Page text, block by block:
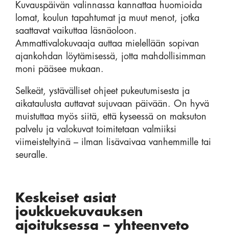
Kuvauspäivän valinnassa kannattaa huomioida
lomat, koulun tapahtumat ja muut menot, jotka
saattavat vaikuttaa läsnäoloon.
Ammattivalokuvaaja auttaa mielellään sopivan
ajankohdan löytämisessä, jotta mahdollisimman
moni pääsee mukaan.
Selkeät, ystävälliset ohjeet pukeutumisesta ja
aikataulusta auttavat sujuvaan päivään. On hyvä
muistuttaa myös siitä, että kyseessä on maksuton
palvelu ja valokuvat toimitetaan valmiiksi
viimeisteltyinä – ilman lisävaivaa vanhemmille tai
seuralle.
Keskeiset asiat
joukkuekuvauksen
ajoituksessa – yhteenveto